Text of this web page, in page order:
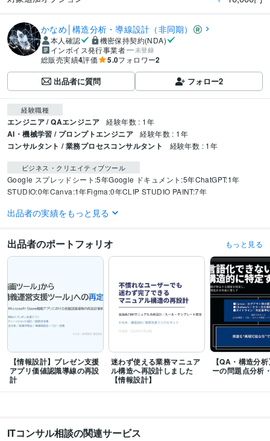
かなめ│構造分析・導線設計（非同期）
本人確認
機密保持契約(NDA)
インボイス発行事業者
未登録
総販売実績4評価 5.0フォロワー2
出品者に質問 フォロー2
経験職種
エンジニア / QAエンジニア 経験年数 : 1年
AI・機械学習 / プロンプトエンジニア 経験年数 : 1年
コンサルタント / 業務プロセスコンサルタント 経験年数 : 1年
ビジネス・クリエイティブツール
Google スプレッドシート:5年Google ドキュメント:5年ChatGPT:1年
STUDIO:0年Canva:1年Figma:0年CLIP STUDIO PAINT:7年
得意分野
造分析
コンサルティング IT AI QA
ライティング・翻訳 作品の構造分析・レビュー 読者導線分析・設計 編
小説 エッセイ 編集 校閲
出品者の実績をもっと見る
出品者のポートフォリオ もっと見る
【情報設計】プレゼン支援
アプリ価値認識導線の再設
計
迷わず使える業務マニュア
ル構造へ再設計しました
【情報設計】
【QA・構造分
ーの問題点分析
ITコンサル相談の関連サービス